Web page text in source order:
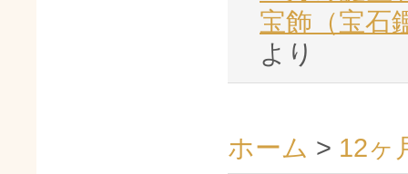
宝飾（宝石
より
ホーム > 12ヶ